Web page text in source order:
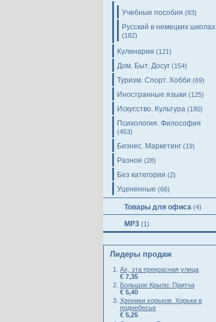
Учебные пособия (83)
Русский в немецких школах
(182)
Кулинария (121)
Дом. Быт. Досуг (154)
Туризм. Спорт. Хобби (69)
Иностранные языки (125)
Искусство. Культура (180)
Психология. Философия
(453)
Бизнес. Маркетинг (19)
Разное (28)
Без категории (2)
Уцененные (66)
Товары для офиса (4)
MP3 (1)
Лидеры продаж
Ах, эта прекрасная улица
€ 7,35
Большое Крыло: Притча
€ 5,40
Хроники хорьков. Хорьки в
поднебесье
€ 5,25